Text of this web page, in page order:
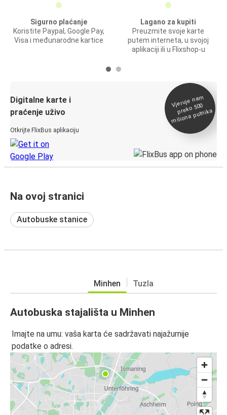
Sigurno plaćanje
Koristite Paypal, Google Pay,
Visa i međunarodne kartice
Lagano za kupiti
Preuzmite svoje karte
putem interneta, u svojoj
aplikaciji ili u Flixshop-u
Digitalne karte i
praćenje uživo
Otkrijte FlixBus aplikaciju
Vjeruje na
m
preko 500
miliona putnika
Na ovoj stranici
Autobuske stanice
Minhen Tuzla
Autobuska stajališta u Minhen
Imajte na umu: vaša karta će sadržavati najažurnije
podatke o adresi.